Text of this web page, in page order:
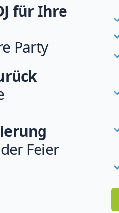
für Ihre
Party
Feier